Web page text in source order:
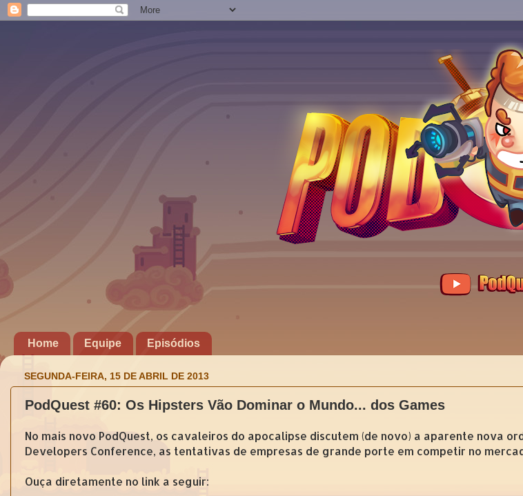
Home Equipe Episódios
SEGUNDA-FEIRA, 15 DE ABRIL DE 2013
PodQuest #60: Os Hipsters Vão Dominar o Mundo... dos Games
No mais novo PodQuest, os cavaleiros do apocalipse discutem (de novo) a aparente nova
Developers Conference, as tentativas de empresas de grande porte em competir no
Ouça diretamente no link a seguir: